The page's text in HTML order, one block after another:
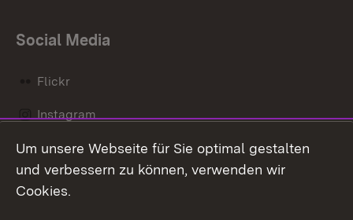
Social Media
Flickr
Instagram
Social Wall
Um unsere Webseite für Sie optimal gestalten
und verbessern zu können, verwenden wir
Cookies.